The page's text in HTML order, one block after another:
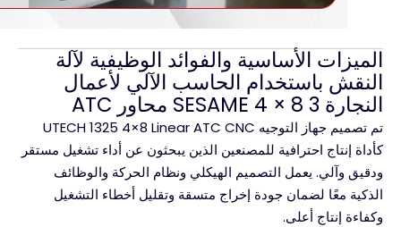
الميزات الأساسية والفوائد الوظيفية لآلة
النقش باستخدام الحاسب الآلي لأعمال
النجارة SESAME 4 × 8 3 محاور ATC
تم تصميم جهاز التوجيه UTECH 1325 4×8 Linear ATC CNC
كأداة إنتاج احترافية للمصنعين الذين يبحثون عن أداء تشغيل مستقر
ودقيق وآلي. يعمل التصميم الهيكلي ونظام الحركة والوظائف
الذكية معًا لضمان جودة إخراج متسقة وتقليل أخطاء التشغيل
وكفاءة إنتاج أعلى.